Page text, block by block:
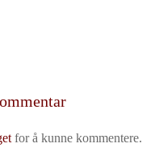
for å kunne kommentere.